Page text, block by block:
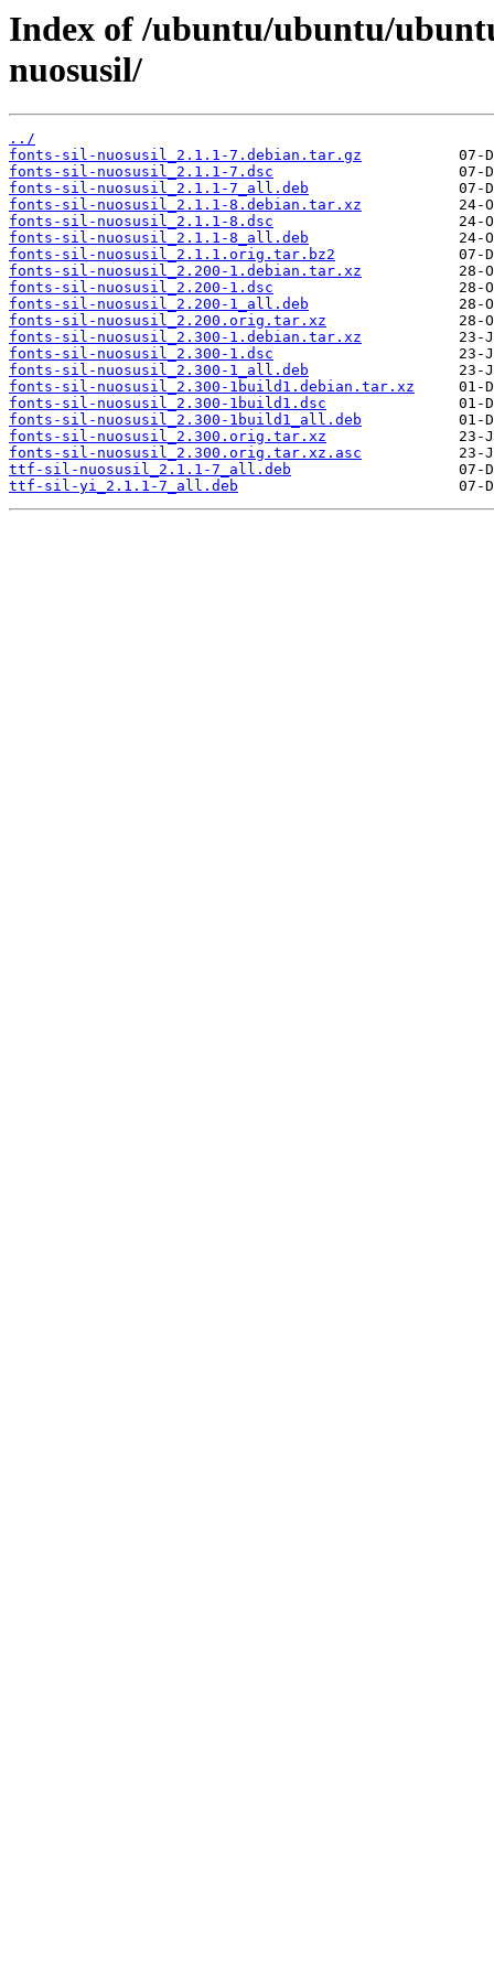
Index of /ubuntu/ubuntu/
nuosusil/
../
fonts-sil-nuosusil_2.1.1-7.debian.tar.gz
fonts-sil-nuosusil_2.1.1-7.dsc
fonts-sil-nuosusil_2.1.1-7_all.deb
fonts-sil-nuosusil_2.1.1-8.debian.tar.xz
fonts-sil-nuosusil_2.1.1-8.dsc
fonts-sil-nuosusil_2.1.1-8_all.deb
fonts-sil-nuosusil_2.1.1.orig.tar.bz2
fonts-sil-nuosusil_2.200-1.debian.tar.xz
fonts-sil-nuosusil_2.200-1.dsc
fonts-sil-nuosusil_2.200-1_all.deb
fonts-sil-nuosusil_2.200.orig.tar.xz
fonts-sil-nuosusil_2.300-1.debian.tar.xz
fonts-sil-nuosusil_2.300-1.dsc
fonts-sil-nuosusil_2.300-1_all.deb
fonts-sil-nuosusil_2.300-1build1.debian.tar.xz
fonts-sil-nuosusil_2.300-1build1.dsc
fonts-sil-nuosusil_2.300-1build1_all.deb
fonts-sil-nuosusil_2.300.orig.tar.xz
fonts-sil-nuosusil_2.300.orig.tar.xz.asc
ttf-sil-nuosusil_2.1.1-7_all.deb
ttf-sil-yi_2.1.1-7_all.deb